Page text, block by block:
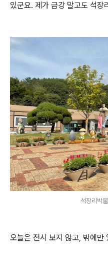
있군요. 제가 금강 말고도 석장
석장리박
오늘은 전시 보지 않고, 밖에만